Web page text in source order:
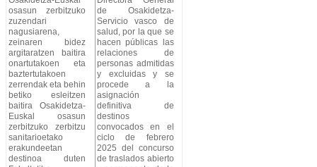
osasun zerbitzuko
zuzendari
nagusiarena,
zeinaren bidez
argitaratzen baitira
onartutakoen eta
baztertutakoen
zerrendak eta behin
betiko esleitzen
baitira Osakidetza-
Euskal osasun
zerbitzuko zerbitzu
sanitarioetako
erakundeetan
destinoa duten
de Osakidetza-
Servicio vasco de
salud, por la que se
hacen públicas las
relaciones de
personas admitidas
y excluidas y se
procede a la
asignación
definitiva de
destinos
convocados en el
ciclo de febrero
2025 del concurso
de traslados abierto